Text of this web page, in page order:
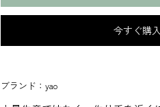
今すぐ購入
ブランド：yao